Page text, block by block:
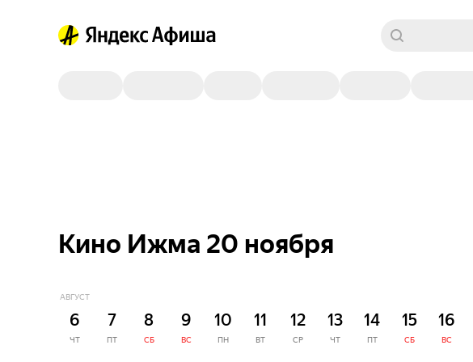
Кино Ижма 20 ноября
АВГУСТ
6
ЧТ
7
ПТ
8
СБ
9
ВС
10
ПН
11
ВТ
12
СР
13
ЧТ
14
ПТ
15
СБ
16
ВС